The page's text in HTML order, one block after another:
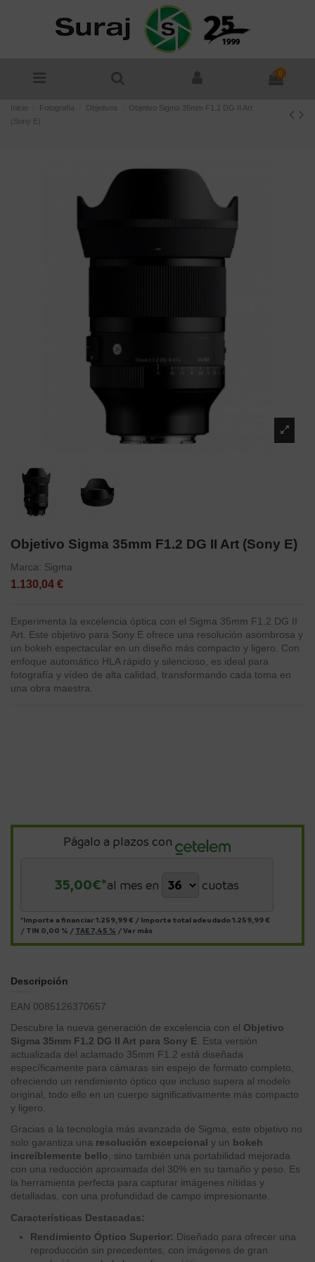
0
Inicio Fotografía Objetivos
Objetivo Sigma 35mm F1.2 DG II Art
(Sony E)
Objetivo Sigma 35mm F1.2 DG II Art (Sony E)
Marca: Sigma
1.130,04 €
Experimenta la excelencia óptica con el Sigma 35mm F1.2 DG II
Art. Este objetivo para Sony E ofrece una resolución asombrosa y
un bokeh espectacular en un diseño más compacto y ligero. Con
enfoque automático HLA rápido y silencioso, es ideal para
fotografía y vídeo de alta calidad, transformando cada toma en
una obra maestra.
Págalo a plazos con
35,00€*al mes en cuotas
*Importe a financiar 1.259,99 € / Importe total adeudado1.259,99 €
/ TIN 0,00 % / TAE 7,45 % /Ver más
Descripción
EAN 0085126370657
Descubre la nueva generación de excelencia con el Objetivo
Sigma 35mm F1.2 DG II Art para Sony E. Esta versión
actualizada del aclamado 35mm F1.2 está diseñada
específicamente para cámaras sin espejo de formato completo,
ofreciendo un rendimiento óptico que incluso supera al modelo
original, todo ello en un cuerpo significativamente más compacto
y ligero.
Gracias a la tecnología más avanzada de Sigma, este objetivo no
solo garantiza una resolución excepcional y un bokeh
increíblemente bello, sino también una portabilidad mejorada
con una reducción aproximada del 30% en su tamaño y peso. Es
la herramienta perfecta para capturar imágenes nítidas y
detalladas, con una profundidad de campo impresionante.
Características Destacadas:
Rendimiento Óptico Superior: Diseñado para ofrecer una
reproducción sin precedentes, con imágenes de gran